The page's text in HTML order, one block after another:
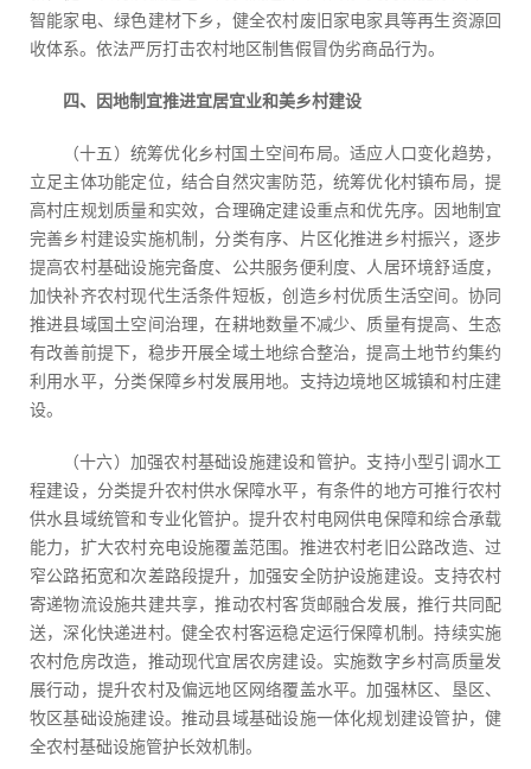
智能家电、绿色建材下乡，健全农村废旧家电家具等再生资源回
收体系。依法严厉打击农村地区制售假冒伪劣商品行为。
四、因地制宜推进宜居宜业和美乡村建设
（十五）统筹优化乡村国土空间布局。适应人口变化趋势，
立足主体功能定位，结合自然灾害防范，统筹优化村镇布局，提
高村庄规划质量和实效，合理确定建设重点和优先序。因地制宜
完善乡村建设实施机制，分类有序、片区化推进乡村振兴，逐步
提高农村基础设施完备度、公共服务便利度、人居环境舒适度，
加快补齐农村现代生活条件短板，创造乡村优质生活空间。协同
推进县域国土空间治理，在耕地数量不减少、质量有提高、生态
有改善前提下，稳步开展全域土地综合整治，提高土地节约集约
利用水平，分类保障乡村发展用地。支持边境地区城镇和村庄建
设。
（十六）加强农村基础设施建设和管护。支持小型引调水工
程建设，分类提升农村供水保障水平，有条件的地方可推行农村
供水县域统管和专业化管护。提升农村电网供电保障和综合承载
能力，扩大农村充电设施覆盖范围。推进农村老旧公路改造、过
窄公路拓宽和次差路段提升，加强安全防护设施建设。支持农村
寄递物流设施共建共享，推动农村客货邮融合发展，推行共同配
送，深化快递进村。健全农村客运稳定运行保障机制。持续实施
农村危房改造，推动现代宜居农房建设。实施数字乡村高质量发
展行动，提升农村及偏远地区网络覆盖水平。加强林区、垦区、
牧区基础设施建设。推动县域基础设施一体化规划建设管护，健
全农村基础设施管护长效机制。